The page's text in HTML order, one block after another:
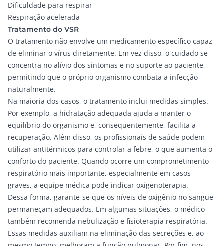
Dificuldade para respirar
Respiração acelerada
Tratamento do VSR
O tratamento não envolve um medicamento específico capaz
de eliminar o vírus diretamente. Em vez disso, o cuidado se
concentra no alívio dos sintomas e no suporte ao paciente,
permitindo que o próprio organismo combata a infecção
naturalmente.
Na maioria dos casos, o tratamento inclui medidas simples.
Por exemplo, a hidratação adequada ajuda a manter o
equilíbrio do organismo e, consequentemente, facilita a
recuperação. Além disso, os profissionais de saúde podem
utilizar antitérmicos para controlar a febre, o que aumenta o
conforto do paciente. Quando ocorre um comprometimento
respiratório mais importante, especialmente em casos
graves, a equipe médica pode indicar oxigenoterapia.
Dessa forma, garante-se que os níveis de oxigênio no sangue
permaneçam adequados. Em algumas situações, o médico
também recomenda nebulização e fisioterapia respiratória.
Essas medidas auxiliam na eliminação das secreções e, ao